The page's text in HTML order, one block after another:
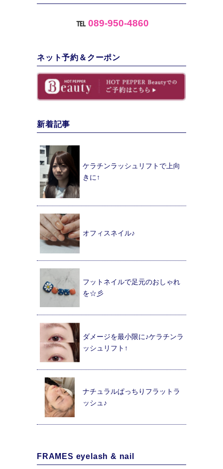
℡ 089-950-4860
ネット予約＆クーポン
新着記事
ケラチンラッシュリフトで上向
きに↑
オフィスネイル♪
フットネイルで足元のおしゃれ
を☆彡
ダメージを最小限に♪ケラチンラ
ッシュリフト↑
ナチュラルぱっちりフラットラ
ッシュ♪
FRAMES eyelash & nail